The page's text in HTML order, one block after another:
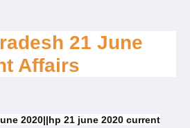
21 June
Affairs
2020||hp 21 june 2020 current